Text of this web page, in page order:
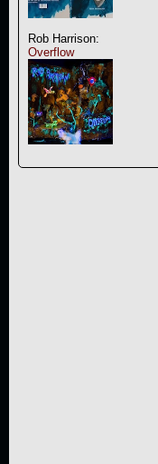
Rob Harrison:
Overflow